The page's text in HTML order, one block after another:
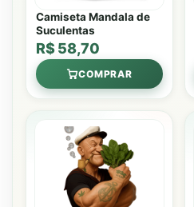
Camiseta Mandala de
Suculentas
R$ 58,70
COMPRAR